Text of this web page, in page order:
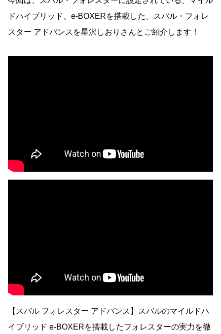
ドハイブリッド、e-BOXERを搭載した、スバル・フォレ
スター アドバンスを星沢しおりさんとご紹介します！
【スバル フォレスター アドバンス】スバルのマイルドハ
イブリッド e-BOXERを搭載したフォレスターの実力を徹